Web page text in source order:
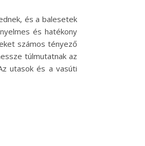
és a balesetek
és hatékony
számos tényező
túlmutatnak az
utasok és a vasúti